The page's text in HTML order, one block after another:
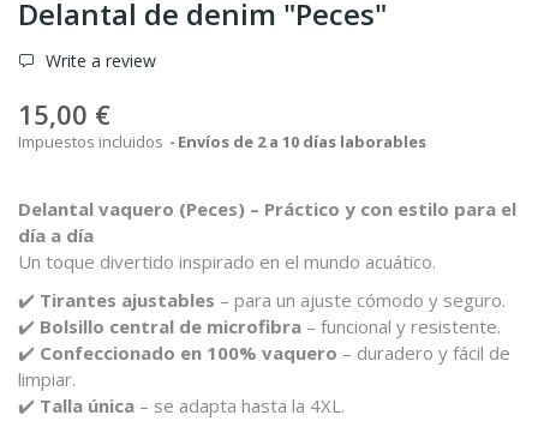
Delantal de denim "Peces"
Write a review
15,00 €
Impuestos incluidos Envíos de 2 a 10 días laborables
Delantal vaquero (Peces) – Práctico y con estilo para el
día a día
Un toque divertido inspirado en el mundo acuático.
✔️ Tirantes ajustables – para un ajuste cómodo y seguro.
✔️ Bolsillo central de microfibra – funcional y resistente.
✔️ Confeccionado en 100% vaquero – duradero y fácil de
limpiar.
✔️ Talla única – se adapta hasta la 4XL.